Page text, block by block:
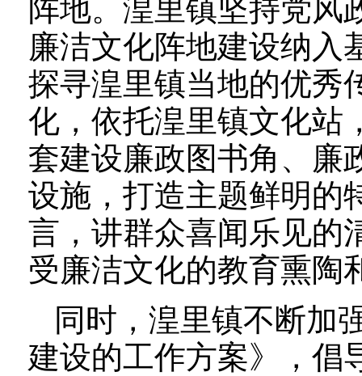
阵地。湟里镇坚持党风
廉洁文化阵地建设纳入
探寻湟里镇当地的优秀
化，依托湟里镇文化站
套建设廉政图书角、廉
设施，打造主题鲜明的
言，讲群众喜闻乐见的
受廉洁文化的教育熏陶
同时，湟里镇不断加
建设的工作方案》，倡